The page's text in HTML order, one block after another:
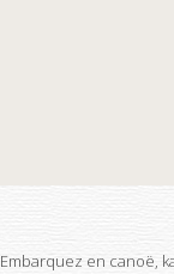
Embarquez en canoë,